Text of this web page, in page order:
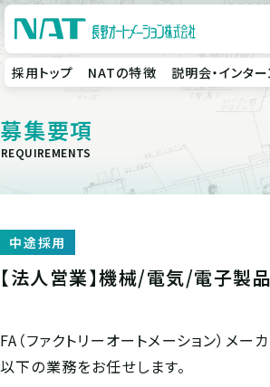
採用トップ NATの特徴 説明会・インタ
募集要項
REQUIREMENTS
中途採用
【法人営業】機械/電気/電子製
FA（ファクトリーオートメーション）メ
以下の業務をお任せします。